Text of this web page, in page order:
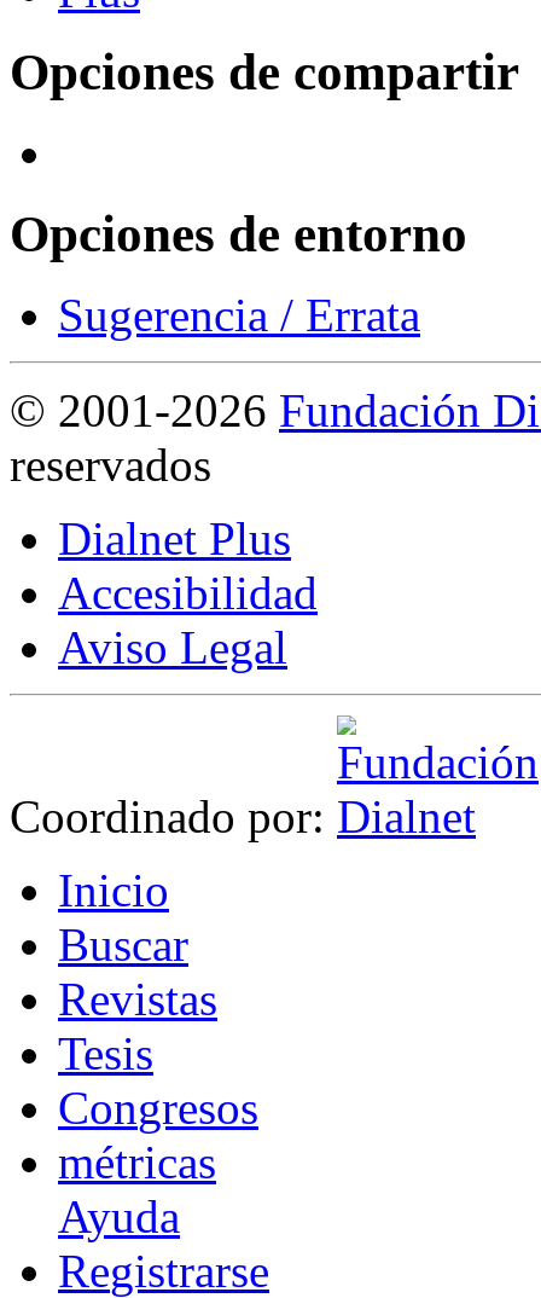
Opciones de compartir
Opciones de entorno
Sugerencia / Errata
© 2001-2026 Fundación
reservados
Dialnet Plus
Accesibilidad
Aviso Legal
Coordinado por:
Inicio
Buscar
Revistas
Tesis
Congresos
métricas
Ayuda
Registrarse